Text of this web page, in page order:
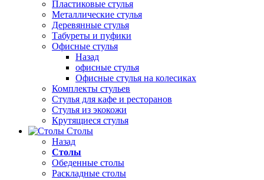
Пластиковые стулья
Металлические стулья
Деревянные стулья
Табуреты и пуфики
Офисные стулья
Назад
офисные стулья
Офисные стулья на колесиках
Комплекты стульев
Стулья для кафе и ресторанов
Стулья из экокожи
Крутящиеся стулья
Столы
Назад
Столы
Обеденные столы
Раскладные столы